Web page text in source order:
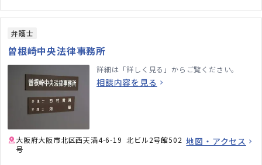
弁護士
曽根崎中央法律事務所
詳細は「詳しく見る」からご覧ください。
相談内容を見る
大阪府大阪市北区西天満4-6-19 北ビル2号館502
号
地図・アクセス